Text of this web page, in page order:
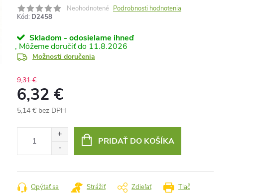
Neohodnotené Podrobnosti hodnotenia
Kód: D2458
Skladom - odosielame ihneď
11.8.2026
Možnosti doručenia
9,31 €
6,32 €
5,14 € bez DPH
PRIDAŤ DO KOŠÍKA
Tlač
Opýtať sa Strážiť Zdieľať